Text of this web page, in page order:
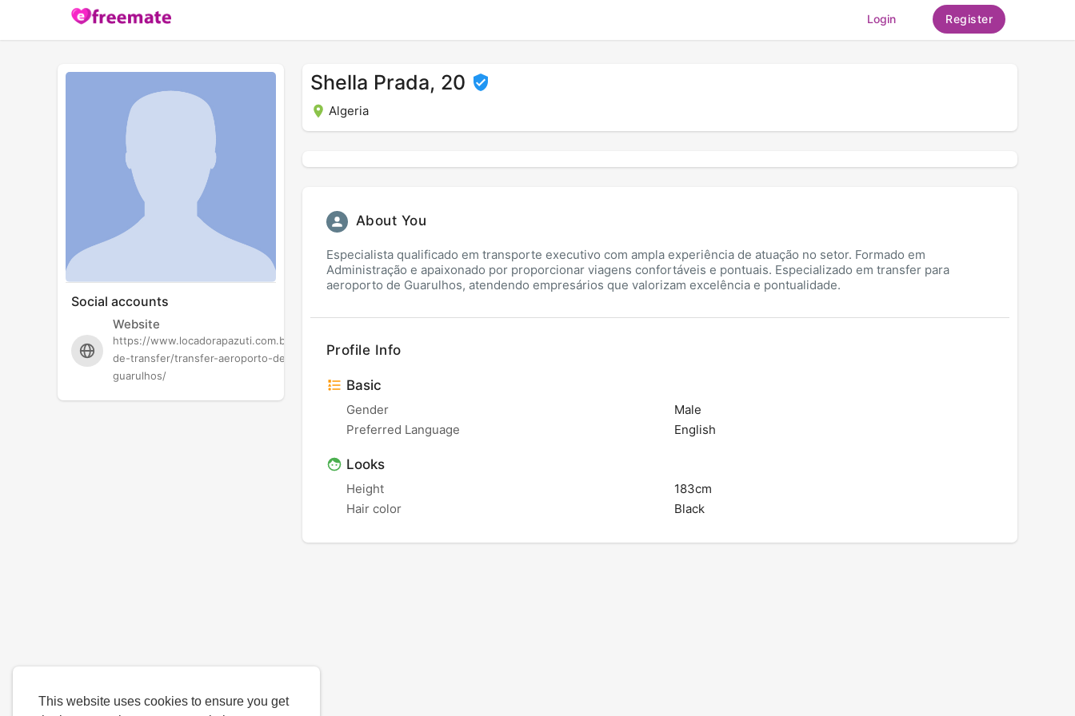
This website uses cookies to ensure you get
Login Register
Social accounts
Website
https://www.locadorapazuti.com.br/servico-
de-transfer/transfer-aeroporto-de-
guarulhos/
Shella Prada, 20
Algeria
About You
Especialista qualificado em transporte executivo com ampla experiência de atuação no setor. Formado em
Administração e apaixonado por proporcionar viagens confortáveis e pontuais. Especializado em transfer para
aeroporto de Guarulhos, atendendo empresários que valorizam excelência e pontualidade.
Profile Info
Basic
Gender
Male
Preferred Language
English
Looks
Height
183cm
Hair color
Black